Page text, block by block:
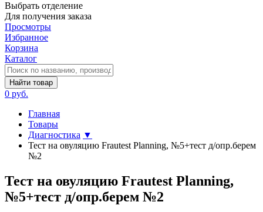
Выбрать отделение
Для получения заказа
Просмотры
Избранное
Корзина
Каталог
Найти товар
0 руб.
Главная
Товары
Диагностика ▼
Тест на овуляцию Frautest Planning, №5+тест д/опр.берем
№2
Тест на овуляцию Frautest Planning,
№5+тест д/опр.берем №2